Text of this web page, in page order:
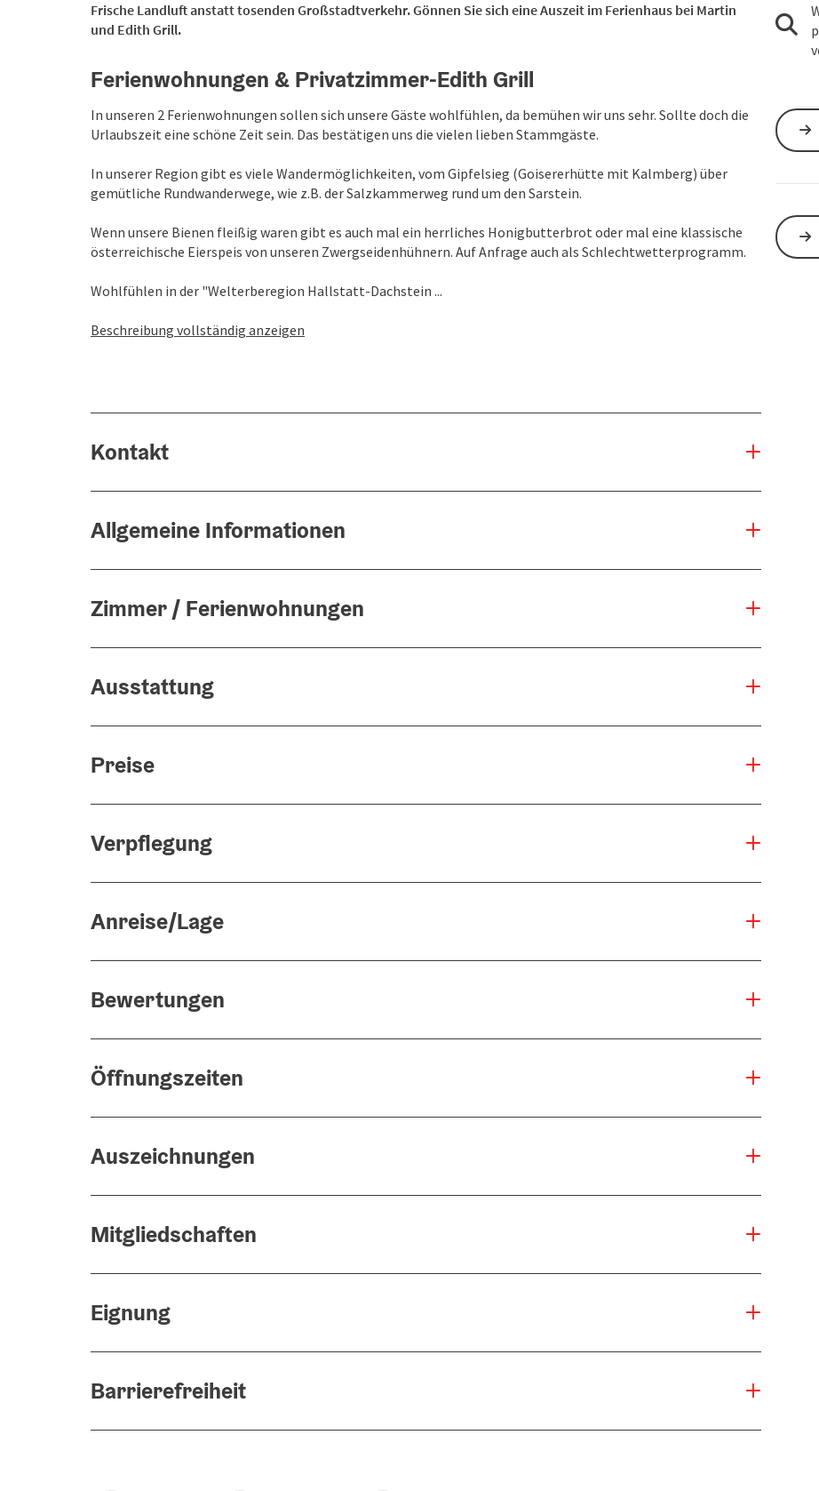
Frische Landluft anstatt tosenden Großstadtverkehr. Gönnen Sie sich eine Auszeit im Ferienhaus bei Martin
und Edith Grill.
Ferienwohnungen & Privatzimmer-Edith Grill
In unseren 2 Ferienwohnungen sollen sich unsere Gäste wohlfühlen, da bemühen wir uns sehr. Sollte doch die
Urlaubszeit eine schöne Zeit sein. Das bestätigen uns die vielen lieben Stammgäste.
In unserer Region gibt es viele Wandermöglichkeiten, vom Gipfelsieg (Goisererhütte mit Kalmberg) über
gemütliche Rundwanderwege, wie z.B. der Salzkammerweg rund um den Sarstein.
Wenn unsere Bienen fleißig waren gibt es auch mal ein herrliches Honigbutterbrot oder mal eine klassische
österreichische Eierspeis von unseren Zwergseidenhühnern. Auf Anfrage auch als Schlechtwetterprogramm.
Wohlfühlen in der "Welterberegion Hallstatt-Dachstein ...
Beschreibung vollständig anzeigen
Kontakt
Allgemeine Informationen
Zimmer / Ferienwohnungen
Ausstattung
Preise
Verpflegung
Anreise/Lage
Bewertungen
Öffnungszeiten
Auszeichnungen
Mitgliedschaften
Eignung
Barrierefreiheit